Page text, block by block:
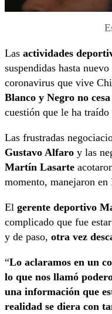
Las actividades
suspendidas hasta
coronavirus que vive
Blanco y Negro no
cuestión que le ha
Las frustradas
Gustavo Alfaro y las
Martín Lasarte
momento, manejaron en
El gerente deportivo
complicado que fue
y de paso, otra vez
“Lo aclaramos en un
lo que nos llamó
una información que
realidad se diera con